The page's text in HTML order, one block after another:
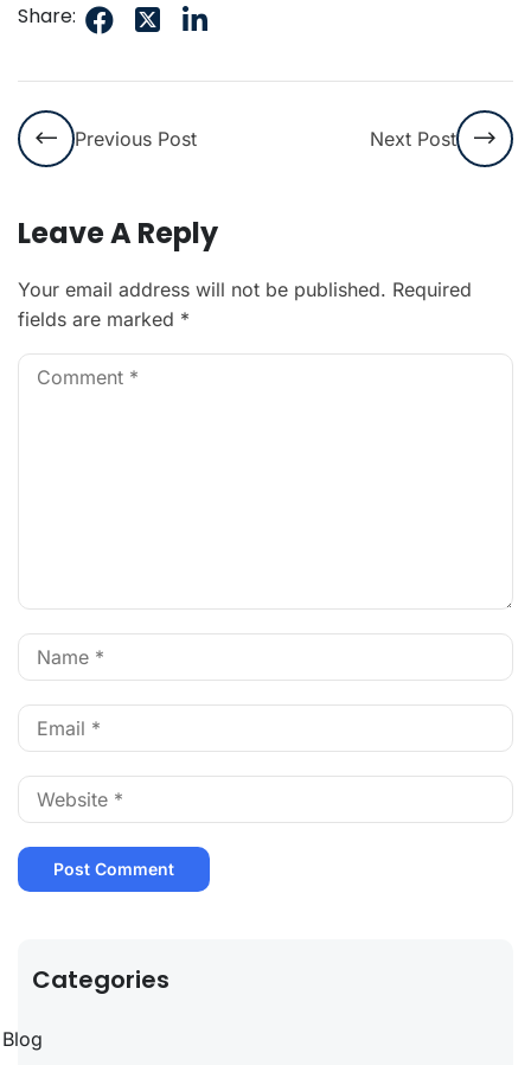
Share:
Previous Post Next Post
Leave A Reply
Your email address will not be published. Required
fields are marked *
Categories
Blog